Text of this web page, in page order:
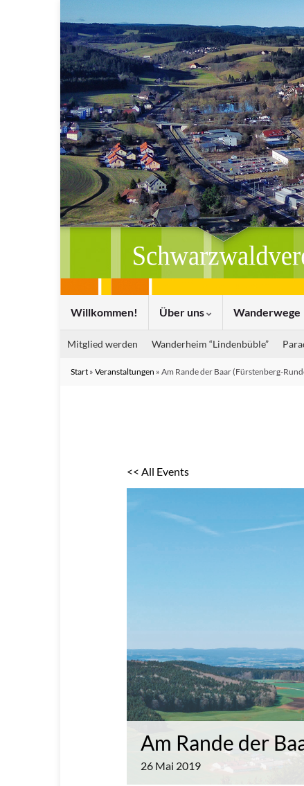
Willkommen! Über uns Wanderwege
Mitglied werden Wanderheim “Lindenbüble”
Start » Veranstaltungen » Am Rande der Baar (Fürstenberg-
<< All Events
Am Rande der
26 Mai 2019